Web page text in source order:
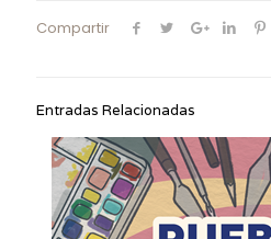
Compartir
Entradas Relacionadas